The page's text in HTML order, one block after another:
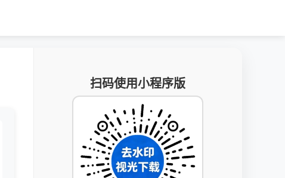
扫码使用小程序版